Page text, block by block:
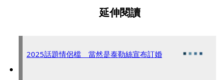
延伸閱讀
2025話題情侶檔 當然是泰勒絲宣布訂婚